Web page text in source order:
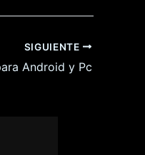
las misiones
SIGUIENTE
Android y Pc